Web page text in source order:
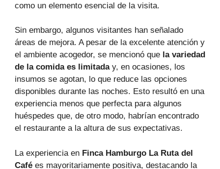
como un elemento esencial de la visita.
Sin embargo, algunos visitantes han señalado
áreas de mejora. A pesar de la excelente atención y
el ambiente acogedor, se mencionó que la variedad
de la comida es limitaday, en ocasiones, los
insumos se agotan, lo que reduce las opciones
disponibles durante las noches. Esto resultó en una
experiencia menos que perfecta para algunos
huéspedes que, de otro modo, habrían encontrado
el restaurante a la altura de sus expectativas.
La experiencia en Finca Hamburgo La Ruta del
Café es mayoritariamente positiva, destacando la